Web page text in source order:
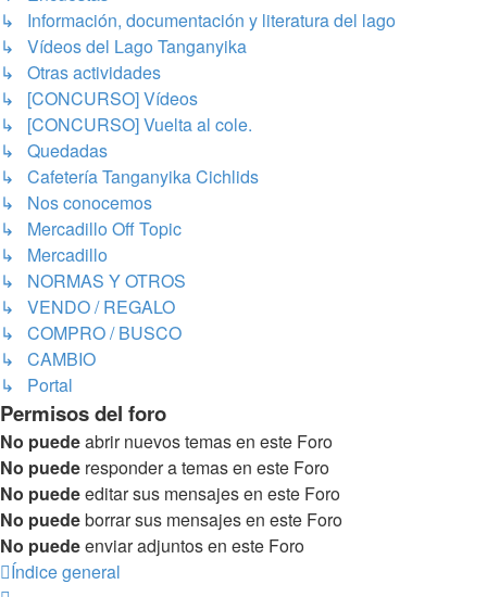
↳ Información, documentación y literatura del lago
↳ Vídeos del Lago Tanganyika
↳ Otras actividades
↳ [CONCURSO] Vídeos
↳ [CONCURSO] Vuelta al cole.
↳ Quedadas
↳ Cafetería Tanganyika Cichlids
↳ Nos conocemos
↳ Mercadillo Off Topic
↳ Mercadillo
↳ NORMAS Y OTROS
↳ VENDO / REGALO
↳ COMPRO / BUSCO
↳ CAMBIO
↳ Portal
Permisos del foro
No puedeabrir nuevos temas en este Foro
No puede responder a temas en este Foro
No puedeeditar sus mensajes en este Foro
No puedeborrar sus mensajes en este Foro
No puedeenviar adjuntos en este Foro
Índice general